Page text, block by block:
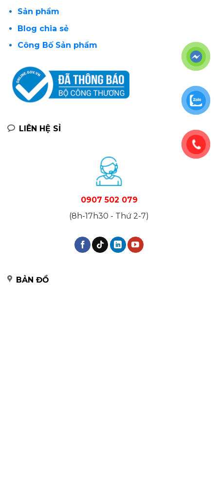
Sản phẩm
Blog chia sẻ
Công Bố Sản phẩm
LIÊN HỆ SỈ
0907 502 079
(8h-17h30 - Thứ 2-7)
BẢN ĐỒ